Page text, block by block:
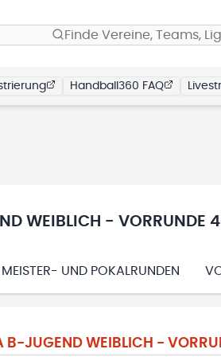
Finde Vereine, Teams,
Handball360 FAQ
WEIBLICH - VORRUNDE 4
MEISTER- UND POKALRUNDEN
B-JUGEND WEIBLICH -